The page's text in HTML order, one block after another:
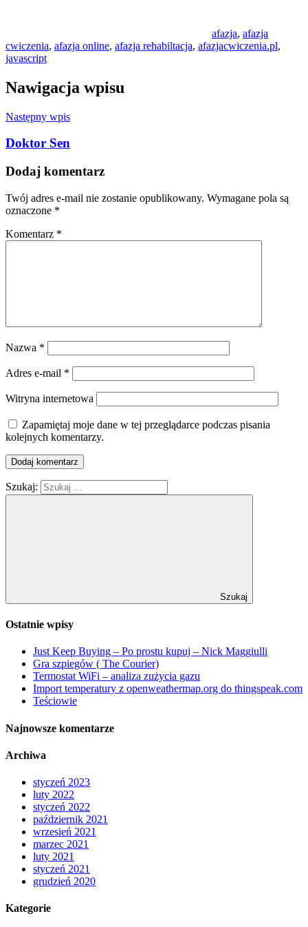
afazja, afazja
cwiczenia, afazja online, afazja rehabiltacja, afazjacwiczenia.pl,
javascript
Nawigacja wpisu
Następny wpis
Doktor Sen
Dodaj komentarz
Twój adres e-mail nie zostanie opublikowany. Wymagane pola są
oznaczone *
Komentarz *
Nazwa *
Adres e-mail *
Witryna internetowa
Zapamiętaj moje dane w tej przeglądarce podczas pisania
kolejnych komentarzy.
Szukaj:
Szukaj
Ostatnie wpisy
Just Keep Buying – Po prostu kupuj – Nick Maggiulli
Gra szpiegów ( The Courier)
Termostat WiFi – analiza zużycia gazu
Import temperatury z openweathermap.org do thingspeak.com
Teściowie
Najnowsze komentarze
Archiwa
styczeń 2023
luty 2022
styczeń 2022
październik 2021
wrzesień 2021
marzec 2021
luty 2021
styczeń 2021
grudzień 2020
Kategorie